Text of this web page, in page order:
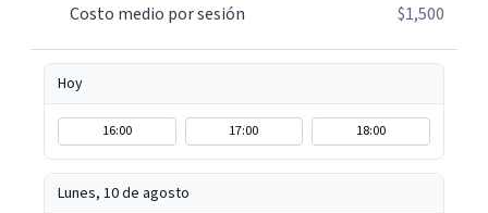
Costo medio por sesión
$1,500
Hoy
16:00 17:00 18:00
Lunes, 10 de agosto